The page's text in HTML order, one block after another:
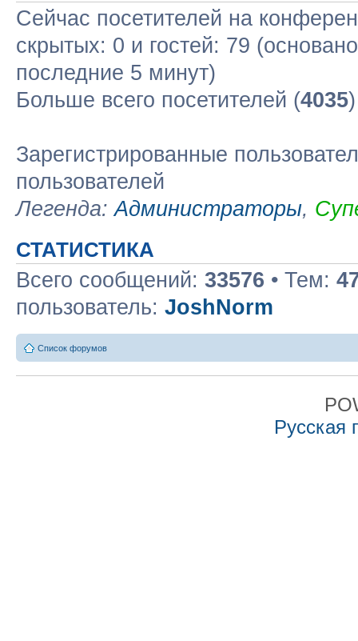
Сейчас посетителей на
скрытых: 0 и гостей: 79
последние 5 минут)
Больше всего посетителей (4035
Зарегистрированные
пользователей
Легенда:Администраторы,
СТАТИСТИКА
Всего сообщений: 33576 • Тем:
пользователь: JoshNorm
Список форумов
Русская